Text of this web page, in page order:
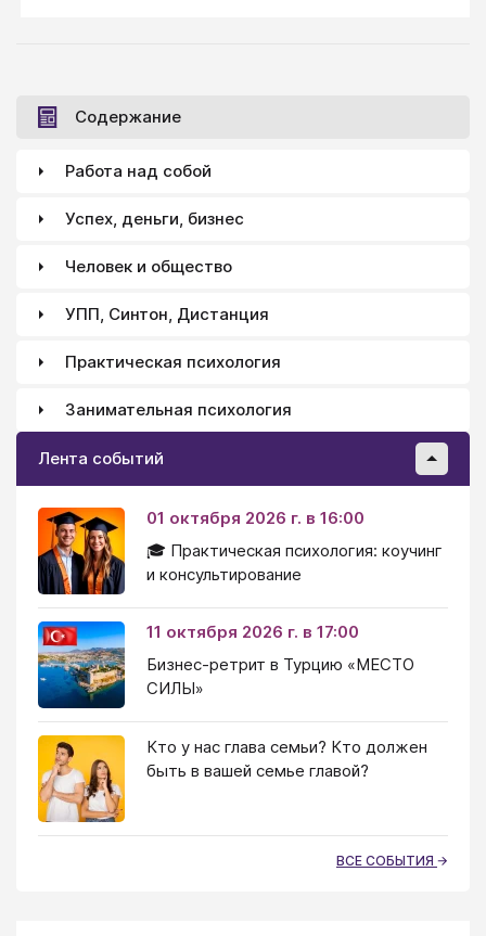
Содержание
Работа над собой
Успех, деньги, бизнес
Человек и общество
УПП, Синтон, Дистанция
Практическая психология
Занимательная психология
Лента событий
01 октября 2026 г. в 16:00
🎓 Практическая психология: коучинг
и консультирование
11 октября 2026 г. в 17:00
Бизнес-ретрит в Турцию «МЕСТО
СИЛЫ»
Кто у нас глава семьи? Кто должен
быть в вашей семье главой?
ВСЕ СОБЫТИЯ